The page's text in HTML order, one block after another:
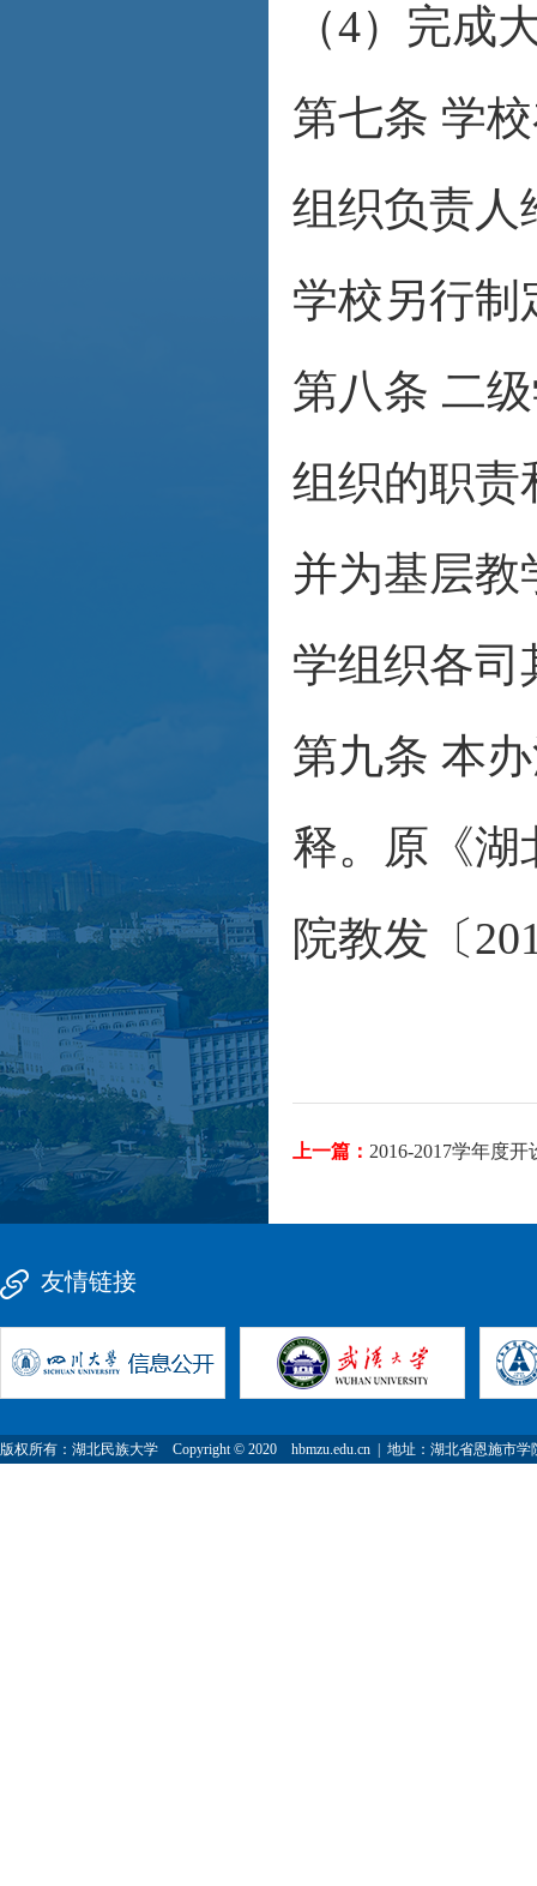
（4）完成
第七条 学
组织负责人
学校另行制
第八条 二
组织的职责
并为基层教
学组织各司
第九条 本
释。原《湖
院教发〔
上一篇： 2016-2017学年度
友情链接
版权所有：湖北民族大学 Copyright © 2020 hbmzu.edu.cn | 地址：湖北省恩施